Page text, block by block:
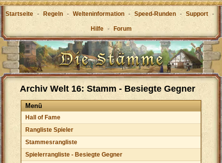
Startseite - Regeln - Welteninformation - Speed-Runden - Support -
Hilfe - Forum
Archiv Welt 16: Stamm - Besiegte Gegner
Menü
Hall of Fame
Rangliste Spieler
Stammesrangliste
Spielerrangliste - Besiegte Gegner